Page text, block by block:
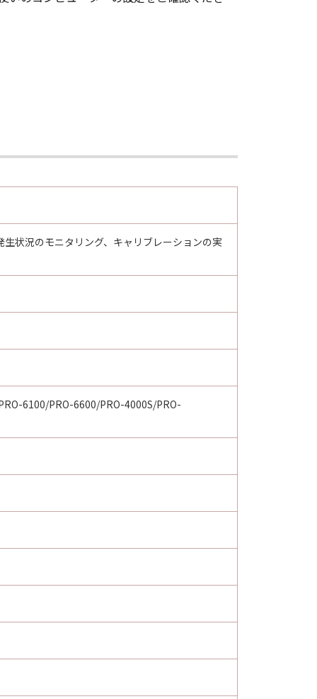
り終了されるまで有効に存続し
了させることができます。
12.212 (Sept 1995). Consistent
End Users shall acquire the
chome, Ohta-ku, Tokyo 146-
す。
状況のモニタリング、キャリブレーションの実
6100/PRO-6600/PRO-4000S/PRO-